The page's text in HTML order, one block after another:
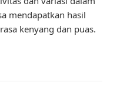
mendapatkan hasil
kenyang dan puas.